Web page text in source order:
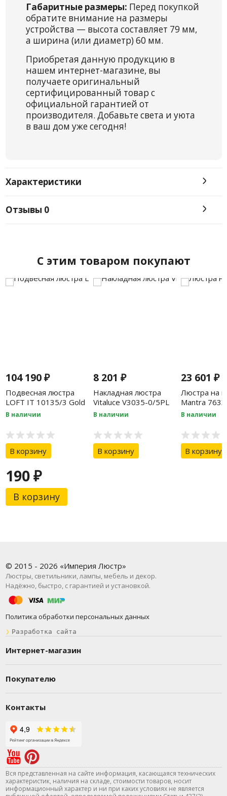
Габаритные размеры: Перед покупкой
обратите внимание на размеры
устройства — высота составляет 79 мм,
а ширина (или диаметр) 60 мм.
Приобретая данную продукцию в
нашем интернет-магазине, вы
получаете оригинальный
сертифицированный товар с
официальной гарантией от
производителя. Добавьте света и уюта
в ваш дом уже сегодня!
Характеристики
Отзывы 0
C этим товаром покупают
104 190₽
Подвесная люстра
LOFT IT 10135/3 Gold
В наличии
В корзину
8 201 ₽
Накладная люстра
Vitaluce V3035-0/5PL
В наличии
В корзину
23 601 ₽
Люстра на
Mantra 7633
В наличии
В корзину
190₽
В корзину
© 2015 - 2026 «Империя Люстр»
Люстры, светильники, лампы, мебель и декор.
Надёжно, быстро, с гарантией и установкой.
Политика обработки персональных данных
❯ Разработка сайта
Интернет-магазин
Покупателю
Контакты
Вся представленная на сайте информация, касающаяся технических
характеристик, наличия на складе, стоимости товаров, носит
информационный характер и ни при каких условиях не является